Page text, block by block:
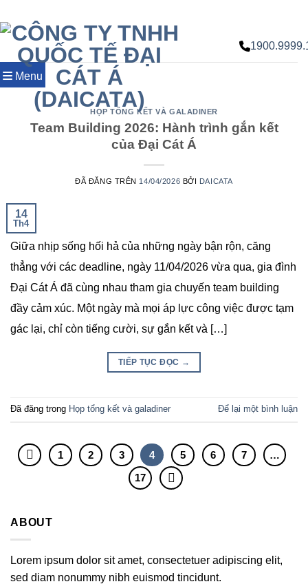
đến
nội
dung
Menu
HỌP TỔNG KẾT VÀ GALADINER
Team Building 2026: Hành trình gắn kết
của Đại Cát Á
ĐÃ ĐĂNG TRÊN 14/04/2026 BỞI DAICATA
14
Th4
Giữa nhịp sống hối hả của những ngày bận rộn, căng
thẳng với các deadline, ngày 11/04/2026 vừa qua, gia đình
Đại Cát Á đã cùng nhau tham gia chuyến team building
đầy cảm xúc. Một ngày mà mọi áp lực công việc được tạm
gác lại, chỉ còn tiếng cười, sự gắn kết và […]
TIẾP TỤC ĐỌC →
Đã đăng trong Họp tổng kết và galadiner Để lại một bình luận
1 2 3 4 5 6 7
…
17
ABOUT
Lorem ipsum dolor sit amet, consectetuer adipiscing elit,
sed diam nonummy nibh euismod tincidunt.